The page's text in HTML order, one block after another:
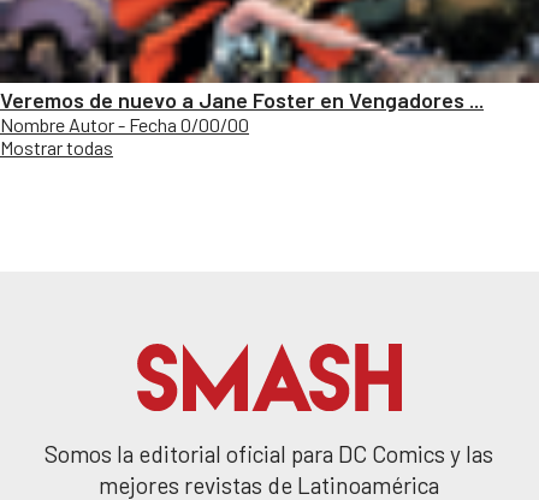
Veremos de nuevo a Jane Foster en Vengadores ...
Nombre Autor - Fecha 0/00/00
Mostrar todas
Somos la editorial oficial para DC Comics y las
mejores revistas de Latinoamérica